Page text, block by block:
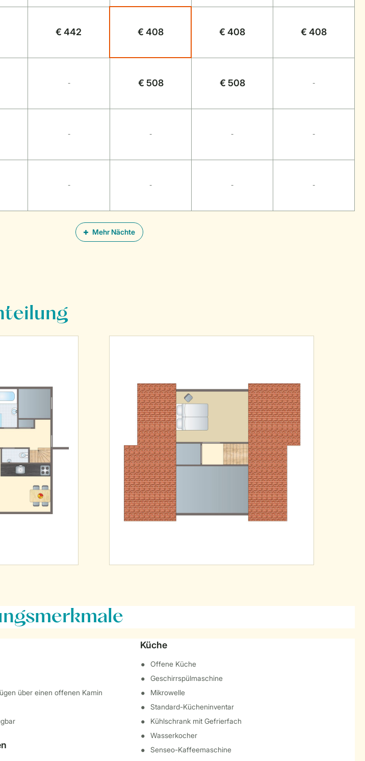
Mehr Nächte
€ 442 € 408 € 408 € 408
- € 508 € 508 -
- - - -
- - - -
über einen offenen Kamin
Küche
Offene Küche
Geschirrspülmaschine
Mikrowelle
Standard-Kücheninventar
Kühlschrank mit Gefrierfach
Wasserkocher
Senseo-Kaffeemaschine